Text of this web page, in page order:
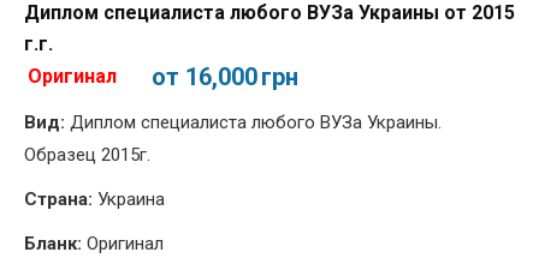
Диплом специалиста любого ВУЗа Украины от 2015
г.г.
Оригинал
от 16,000грн
Вид: Диплом специалиста любого ВУЗа Украины.
Образец 2015г.
Страна: Украина
Бланк: Оригинал